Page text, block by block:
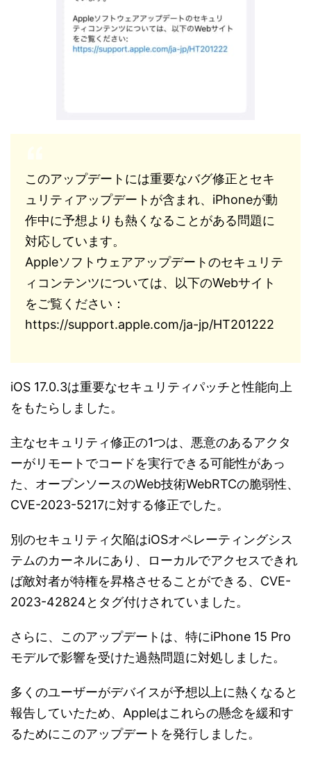
このアップデートには重要なバグ修正とセキ
ュリティアップデートが含まれ、iPhoneが動
作中に予想よりも熱くなることがある問題に
対応しています。
Appleソフトウェアアップデートのセキュリテ
ィコンテンツについては、以下のWebサイト
をご覧ください：
https://support.apple.com/ja-jp/HT201222
iOS 17.0.3は重要なセキュリティパッチと性能向上
をもたらしました。
主なセキュリティ修正の1つは、悪意のあるアクタ
ーがリモートでコードを実行できる可能性があっ
た、オープンソースのWeb技術WebRTCの脆弱性、
CVE-2023-5217に対する修正でした​。
別のセキュリティ欠陥はiOSオペレーティングシス
テムのカーネルにあり、ローカルでアクセスできれ
ば敵対者が特権を昇格させることができる、CVE-
2023-42824とタグ付けされていました​。
さらに、このアップデートは、特にiPhone 15 Pro
モデルで影響を受けた過熱問題に対処しました。
多くのユーザーがデバイスが予想以上に熱くなると
報告していたため、Appleはこれらの懸念を緩和す
るためにこのアップデートを発行しました。